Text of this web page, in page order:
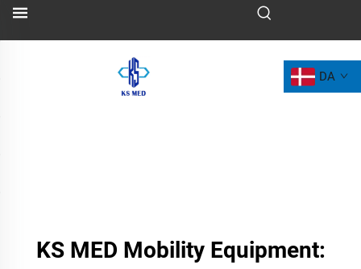
DA
KS MED Mobility Equipment: